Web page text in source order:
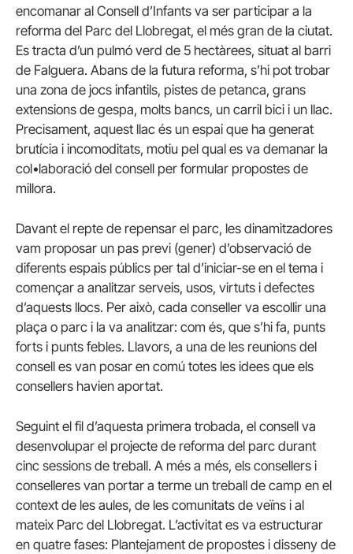
encomanar al Consell d’Infants va ser participar a la
reforma del Parc del Llobregat, el més gran de la ciutat.
Es tracta d’un pulmó verd de 5 hectàrees, situat al barri
de Falguera. Abans de la futura reforma, s’hi pot trobar
una zona de jocs infantils, pistes de petanca, grans
extensions de gespa, molts bancs, un carril bici i un llac.
Precisament, aquest llac és un espai que ha generat
brutícia i incomoditats, motiu pel qual es va demanar la
col•laboració del consell per formular propostes de
millora.
Davant el repte de repensar el parc, les dinamitzadores
vam proposar un pas previ (gener) d’observació de
diferents espais públics per tal d’iniciar-se en el tema i
començar a analitzar serveis, usos, virtuts i defectes
d’aquests llocs. Per això, cada conseller va escollir una
plaça o parc i la va analitzar: com és, que s’hi fa, punts
forts i punts febles. Llavors, a una de les reunions del
consell es van posar en comú totes les idees que els
consellers havien aportat.
Seguint el fil d’aquesta primera trobada, el consell va
desenvolupar el projecte de reforma del parc durant
cinc sessions de treball. A més a més, els consellers i
conselleres van portar a terme un treball de camp en el
context de les aules, de les comunitats de veïns i al
mateix Parc del Llobregat. L’activitat es va estructurar
en quatre fases: Plantejament de propostes i disseny de